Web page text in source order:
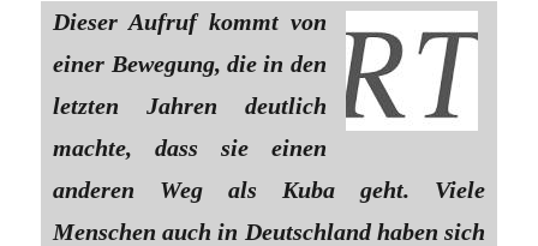
Dieser Aufruf kommt von
einer Bewegung, die in den
letzten Jahren deutlich
machte, dass sie einen
anderen Weg als Kuba geht. Viele
Menschen auch in Deutschland haben sich